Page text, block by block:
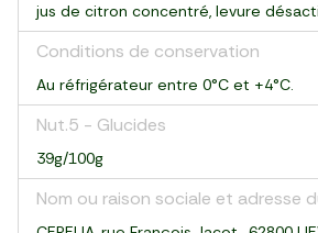
jus de citron concentré, levure
Conditions de conservation
Au réfrigérateur entre 0°C et +4°C.
Nut.5 - Glucides
39g/100g
Nom ou raison sociale et adresse